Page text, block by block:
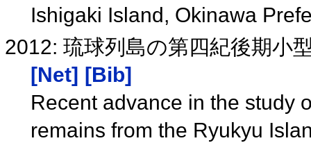
Ishigaki Island, Okinawa
2012: 琉球列島の第四紀後期小
[Net] [Bib]
Recent advance in the study
remains from the Ryukyu